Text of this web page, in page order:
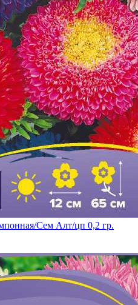
Сем Алт/цп 0,2 гр.